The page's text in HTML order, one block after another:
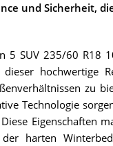
und Sicherheit,
5 SUV 235/60 R18
hochwertige
zu
Technologie
Eigenschaften
harten